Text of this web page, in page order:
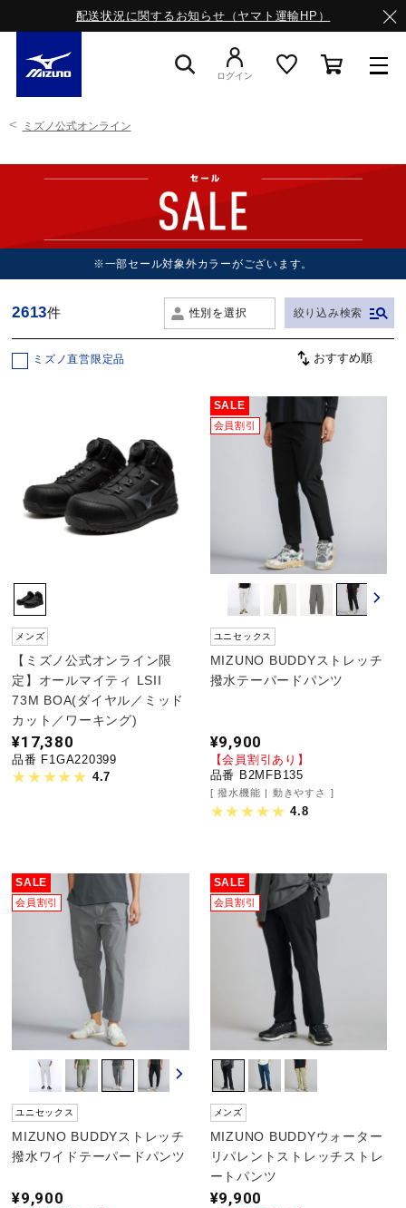
配送状況に関するお知らせ（ヤマト運輸HP）
スニーカー
ライフスタイルウエア
ランニング
サッカー／フットサル
野球
ゴルフ
バレーボール
テニス／ソフトテニス
卓球
ソフトボール
柔道
ウィンタースポーツ
ログイン
ミズノ公式オンライン
※一部セール対象外カラーがございます。
2613件 性別を選択 絞り込み検索
ミズノ直営限定品
メンズ
【ミズノ公式オンライン限
定】オールマイティ LSII
73M BOA(ダイヤル／ミッド
カット／ワーキング)
¥17,380
品番 F1GA220399
4.7
SALE
会員割引
ユニセックス
MIZUNO BUDDYストレッチ
撥水テーパードパンツ
¥9,900
【会員割引あり】
品番 B2MFB135
撥水機能 動きやすさ
4.8
SALE
会員割引
ユニセックス
MIZUNO BUDDYストレッチ
撥水ワイドテーパードパンツ
¥9,900
SALE
会員割引
メンズ
MIZUNO BUDDYウォーター
リパレントストレッチストレ
ートパンツ
¥9,900